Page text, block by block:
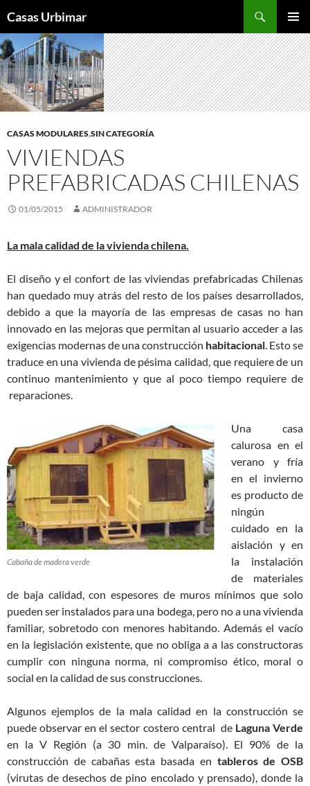
contenido
Casas Urbimar
MENÚ
CASAS MODULARES,SIN CATEGORÍA
VIVIENDAS
PREFABRICADAS CHILENAS
01/05/2015 ADMINISTRADOR
La mala calidad de la vivienda chilena.
El diseño y el confort de las viviendas prefabricadas Chilenas
han quedado muy atrás del resto de los países desarrollados,
debido a que la mayoría de las empresas de casas no han
innovado en las mejoras que permitan al usuario acceder a las
exigencias modernas de una construcción habitacional . Esto se
traduce en una vivienda de pésima calidad, que requiere de un
continuo mantenimiento y que al poco tiempo requiere de
reparaciones.
Cabaña de madera verde
Una casa
calurosa en el
verano y fría
en el invierno
es producto de
ningún
cuidado en la
aislación y en
la instalación
de materiales
de baja calidad, con espesores de muros mínimos que solo
pueden ser instalados para una bodega, pero no a una vivienda
familiar, sobretodo con menores habitando. Además el vacío
en la legislación existente, que no obliga a a las constructoras
cumplir con ninguna norma, ni compromiso ético, moral o
social en la calidad de sus construcciones.
Algunos ejemplos de la mala calidad en la construcción se
puede observar en el sector costero central de Laguna Verde
en la V Región (a 30 min. de Valparaíso). El 90% de la
construcción de cabañas esta basada en tableros de OSB
(virutas de desechos de pino encolado y prensado), donde la